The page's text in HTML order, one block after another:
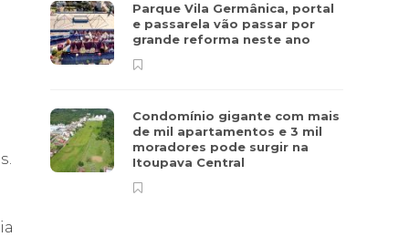
Parque Vila Germânica, portal
e passarela vão passar por
grande reforma neste ano
Condomínio gigante com mais
de mil apartamentos e 3 mil
moradores pode surgir na
Itoupava Central